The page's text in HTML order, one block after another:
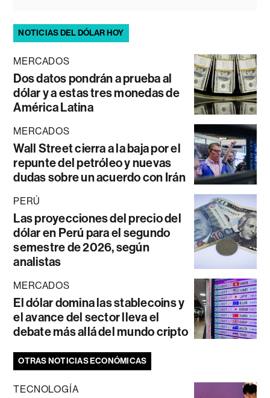
NOTICIAS DEL DÓLAR HOY
MERCADOS
Dos datos pondrán a prueba al
dólar y a estas tres monedas de
América Latina
MERCADOS
Wall Street cierra a la baja por el
repunte del petróleo y nuevas
dudas sobre un acuerdo con Irán
PERÚ
Las proyecciones del precio del
dólar en Perú para el segundo
semestre de 2026, según
analistas
MERCADOS
El dólar domina las stablecoins y
el avance del sector lleva el
debate más allá del mundo cripto
OTRAS NOTICIAS ECONÓMICAS
TECNOLOGÍA